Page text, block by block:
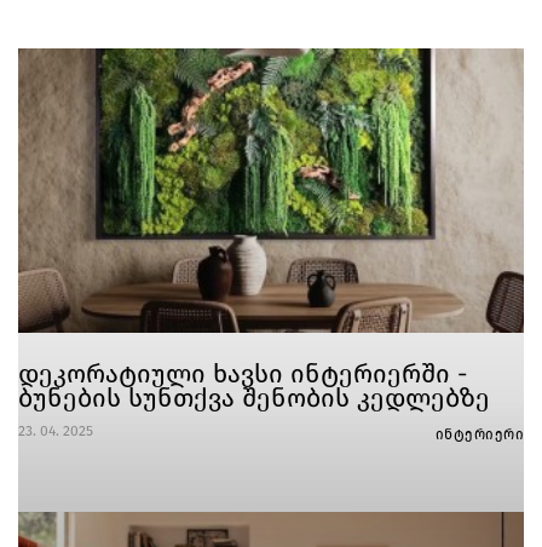
დეკორატიული ხავსი ინტერიერში -
ბუნების სუნთქვა შენობის კედლებზე
23. 04. 2025 ინტერიერი